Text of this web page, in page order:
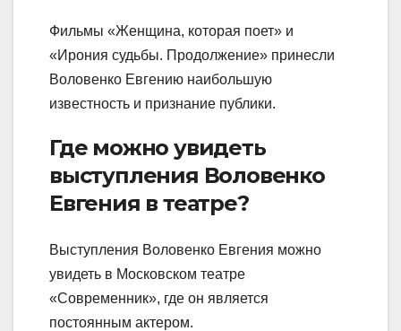
Фильмы «Женщина, которая поет» и
«Ирония судьбы. Продолжение» принесли
Воловенко Евгению наибольшую
известность и признание публики.
Где можно увидеть
выступления Воловенко
Евгения в театре?
Выступления Воловенко Евгения можно
увидеть в Московском театре
«Современник», где он является
постоянным актером.